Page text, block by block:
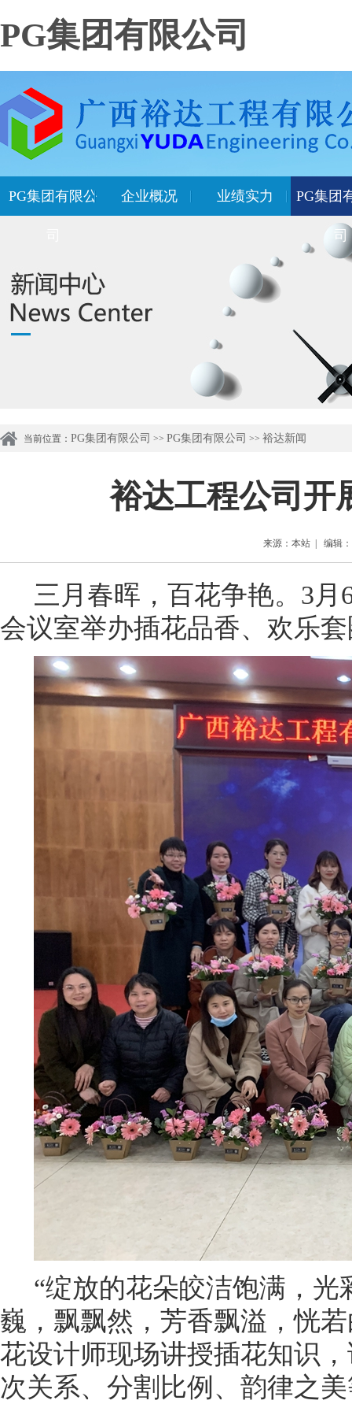
PG集团有限公司
PG集团有限公 企业概况 业绩实力 PG集团
司
当前位置： PG集团有限公司 >> PG集团有限公司 >> 裕达新闻
裕达工程公司开
来源：本站 | 编辑
三月春晖，百花争艳。 3月
会议室举办插花品香、欢乐
“绽放的花朵皎洁饱满，
巍，飘飘然，芳香飘溢，恍
花设计师现场讲授插花知识
次关系、分割比例、韵律之